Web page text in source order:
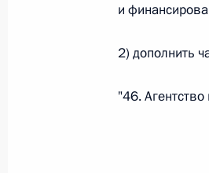
Министров
по вопросам
и
2) дополнить
"46.